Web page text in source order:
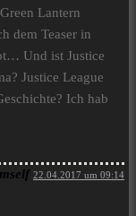
Lantern
dem Teaser in
Und ist Justice
Justice League
Ich hab
22.04.2017 um 09:14